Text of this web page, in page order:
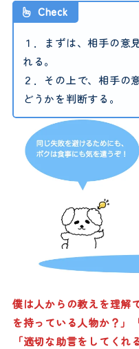
Check
１．まずは、相手の意
れる。
２．その上で、相手の
どうかを判断する。
僕は人からの教えを理解
を持っている人物か？」
「適切な助言をしてく